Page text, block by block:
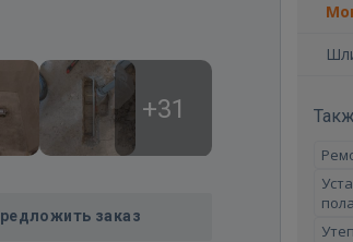
+31
заказ
пола